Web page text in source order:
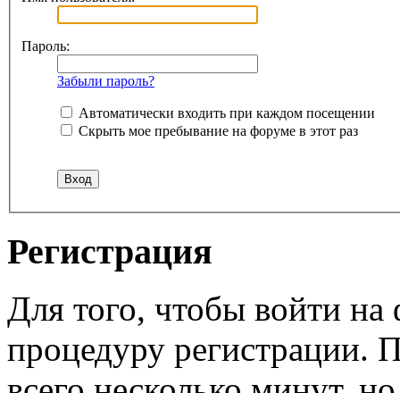
Пароль:
Забыли пароль?
Автоматически входить при каждом посещении
Скрыть мое пребывание на форуме в этот раз
Регистрация
Для того, чтобы войти
процедуру регистрации.